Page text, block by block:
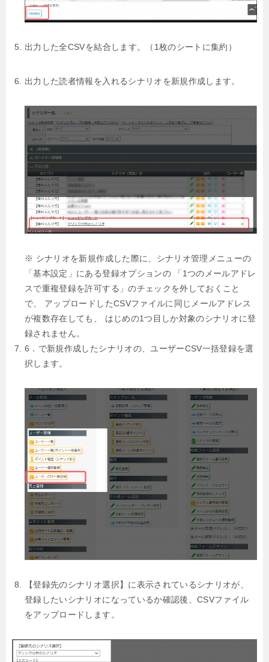
出力した全CSVを結合します。（1枚のシートに集約）
出力した読者情報を入れるシナリオを新規作成します。
※ シナリオを新規作成した際に、シナリオ管理メニューの
「基本設定」にある登録オプションの「1つのメールアドレ
スで重複登録を許可する」のチェックを外しておくこと
で、
アップロードしたCSVファイルに同じメールアドレス
が複数存在しても、
はじめの1つ目しか対象のシナリオに登
録されません。
6．で新規作成したシナリオの、ユーザーCSV一括登録を選
択します。
【登録先のシナリオ選択】に表示されているシナリオが、
登録したいシナリオになっているか確認後、CSVファイル
をアップロードします。